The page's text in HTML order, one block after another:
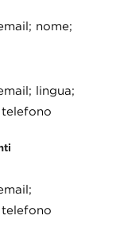
nome;
lingua;
telefono
telefono